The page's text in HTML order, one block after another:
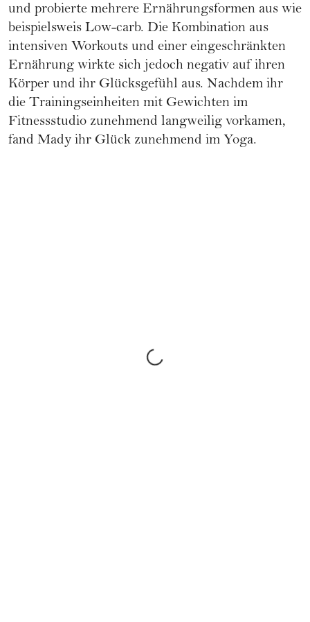
und probierte mehrere Ernährungsformen aus wie
beispielsweis Low-carb. Die Kombination aus
intensiven Workouts und einer eingeschränkten
Ernährung wirkte sich jedoch negativ auf ihren
Körper und ihr Glücksgefühl aus. Nachdem ihr
die Trainingseinheiten mit Gewichten im
Fitnessstudio zunehmend langweilig vorkamen,
fand Mady ihr Glück zunehmend im Yoga.